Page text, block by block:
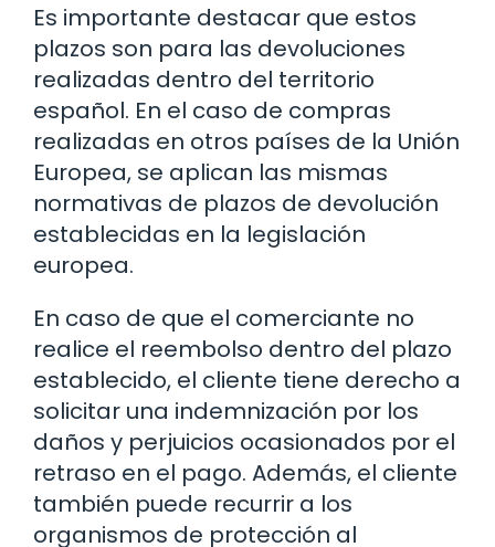
Es importante destacar que estos
plazos son para las devoluciones
realizadas dentro del territorio
español. En el caso de compras
realizadas en otros países de la Unión
Europea, se aplican las mismas
normativas de plazos de devolución
establecidas en la legislación
europea.
En caso de que el comerciante no
realice el reembolso dentro del plazo
establecido, el cliente tiene derecho a
solicitar una indemnización por los
daños y perjuicios ocasionados por el
retraso en el pago. Además, el cliente
también puede recurrir a los
organismos de protección al